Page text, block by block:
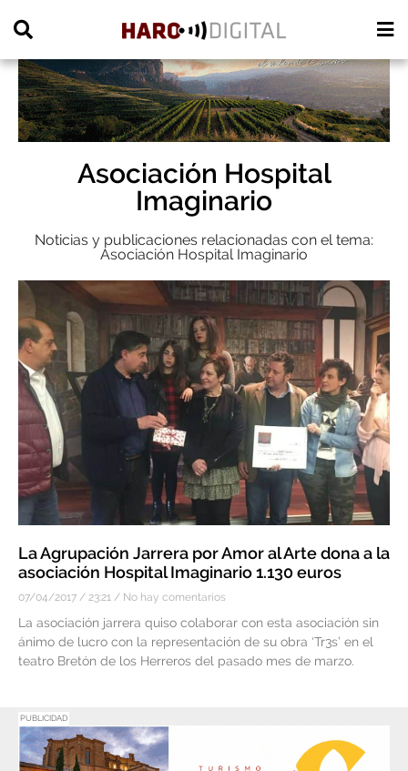
Asociación Hospital
Imaginario
Noticias y publicaciones relacionadas con el tema:
Asociación Hospital Imaginario
La Agrupación Jarrera por Amor al Arte dona a la
asociación Hospital Imaginario 1.130 euros
07/04/2017 23:21 No hay comentarios
La asociación jarrera quiso colaborar con esta asociación sin
ánimo de lucro con la representación de su obra ‘Tr3s’ en el
teatro Bretón de los Herreros del pasado mes de marzo.
PUBLICIDAD